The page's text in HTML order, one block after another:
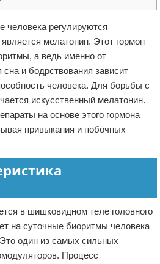
человека регулируются
мелатонин. Этот гормон
а ведь именно от
сна и бодрствования зависит
человека. Для борьбы с
искусственный мелатонин.
на основе этого гормона
привыкания и побочных
в шишковидном теле головного
на суточные биоритмы человека
один из самых сильных
Процесс